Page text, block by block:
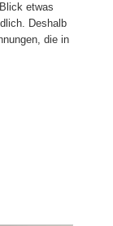
etwas
Deshalb
die in